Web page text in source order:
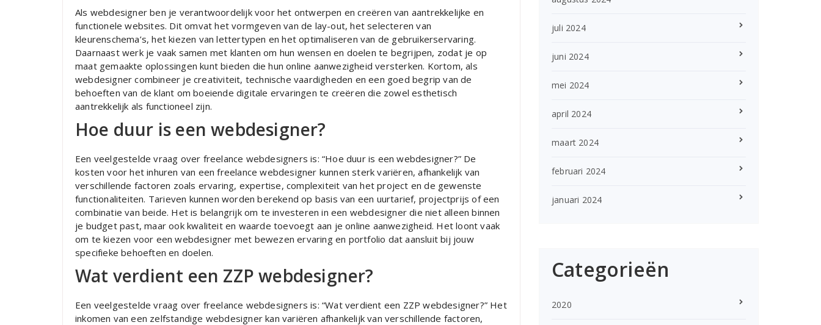
Als webdesigner ben je verantwoordelijk voor het ontwerpen en creëren van aantrekkelijke en
functionele websites. Dit omvat het vormgeven van de lay-out, het selecteren van
kleurenschema’s, het kiezen van lettertypen en het optimaliseren van de gebruikerservaring.
Daarnaast werk je vaak samen met klanten om hun wensen en doelen te begrijpen, zodat je op
maat gemaakte oplossingen kunt bieden die hun online aanwezigheid versterken. Kortom, als
webdesigner combineer je creativiteit, technische vaardigheden en een goed begrip van de
behoeften van de klant om boeiende digitale ervaringen te creëren die zowel esthetisch
aantrekkelijk als functioneel zijn.
Hoe duur is een webdesigner?
Een veelgestelde vraag over freelance webdesigners is: “Hoe duur is een webdesigner?” De
kosten voor het inhuren van een freelance webdesigner kunnen sterk variëren, afhankelijk van
verschillende factoren zoals ervaring, expertise, complexiteit van het project en de gewenste
functionaliteiten. Tarieven kunnen worden berekend op basis van een uurtarief, projectprijs of een
combinatie van beide. Het is belangrijk om te investeren in een webdesigner die niet alleen binnen
je budget past, maar ook kwaliteit en waarde toevoegt aan je online aanwezigheid. Het loont vaak
om te kiezen voor een webdesigner met bewezen ervaring en portfolio dat aansluit bij jouw
specifieke behoeften en doelen.
Wat verdient een ZZP webdesigner?
Een veelgestelde vraag over freelance webdesigners is: “Wat verdient een ZZP webdesigner?” Het
inkomen van een zelfstandige webdesigner kan variëren afhankelijk van verschillende factoren,
juli 2024
juni 2024
mei 2024
april 2024
maart 2024
februari 2024
januari 2024
Categorieën
2020